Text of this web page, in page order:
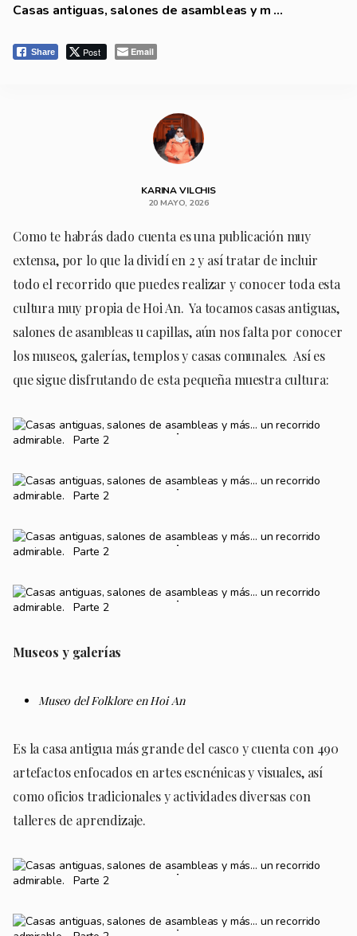
Casas antiguas, salones de asambleas y m ...
Share Post Email
KARINA VILCHIS
20 MAYO, 2026
Como te habrás dado cuenta es una publicación muy
extensa, por lo que la dividí en 2 y así tratar de incluir
todo el recorrido que puedes realizar y conocer toda esta
cultura muy propia de Hoi An. Ya tocamos casas antiguas,
salones de asambleas u capillas, aún nos falta por conocer
los museos, galerías, templos y casas comunales. Así es
que sigue disfrutando de esta pequeña muestra cultura:
Museos y galerías
Museo del Folklore en Hoi An
Es la casa antigua más grande del casco y cuenta con 490
artefactos enfocados en artes escnénicas y visuales, así
como oficios tradicionales y actividades diversas con
talleres de aprendizaje.